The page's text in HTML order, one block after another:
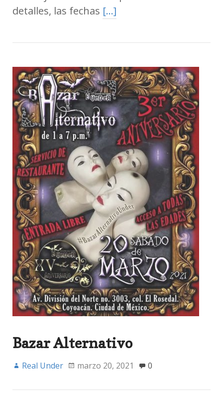
detalles, las fechas […]
Bazar Alternativo
Real Under marzo 20, 2021 0